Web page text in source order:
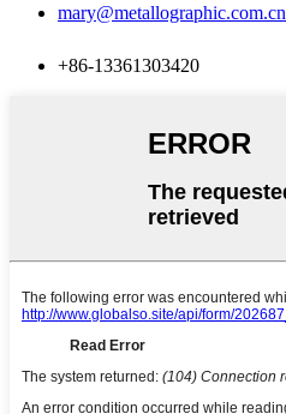
mary@metallographic.com.cn
+86-13361303420